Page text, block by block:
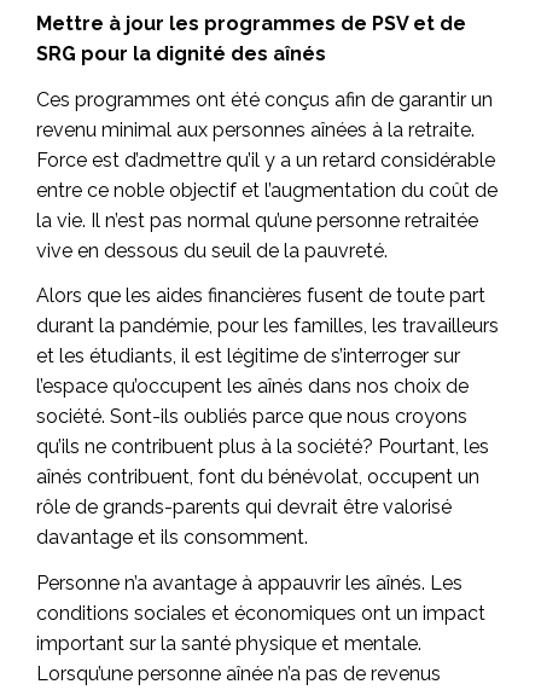
Mettre à jour les programmes de PSV et de
SRG pour la dignité des aînés
Ces programmes ont été conçus afin de garantir un
revenu minimal aux personnes aînées à la retraite.
Force est d’admettre qu’il y a un retard considérable
entre ce noble objectif et l’augmentation du coût de
la vie. Il n’est pas normal qu’une personne retraitée
vive en dessous du seuil de la pauvreté.
Alors que les aides financières fusent de toute part
durant la pandémie, pour les familles, les travailleurs
et les étudiants, il est légitime de s’interroger sur
l’espace qu’occupent les aînés dans nos choix de
société. Sont-ils oubliés parce que nous croyons
qu’ils ne contribuent plus à la société? Pourtant, les
aînés contribuent, font du bénévolat, occupent un
rôle de grands-parents qui devrait être valorisé
davantage et ils consomment.
Personne n’a avantage à appauvrir les aînés. Les
conditions sociales et économiques ont un impact
important sur la santé physique et mentale.
Lorsqu’une personne aînée n’a pas de revenus